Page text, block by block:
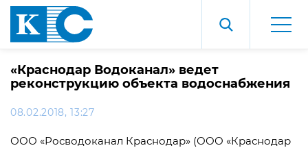
«Краснодар Водоканал» ведет
реконструкцию объекта водоснабжения
08.02.2018, 13:27
ООО «Росводоканал Краснодар» (ООО «Краснодар